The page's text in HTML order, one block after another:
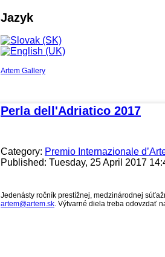
Jazyk
Artem Gallery
Perla dell'Adriatico 2017
Category: Premio Internazionale
Published: Tuesday, 25 April 2017
Jedenásty ročník prestížnej, medzinárodnej
artem@artem.sk. Výtvarné diela treba odovzdať